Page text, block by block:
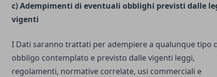
c) Adempimenti di eventuali obblighi previsti dalle
vigenti
I Dati saranno trattati per adempiere a qualunque tipo
obbligo contemplato e previsto dalle vigenti leggi,
regolamenti, normative correlate, usi commerciali e